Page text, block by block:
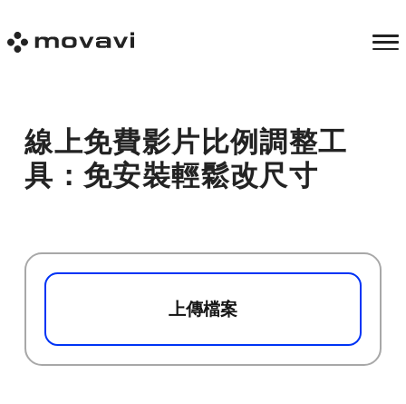
線上免費影片比例調整工
具：免安裝輕鬆改尺寸
上傳檔案